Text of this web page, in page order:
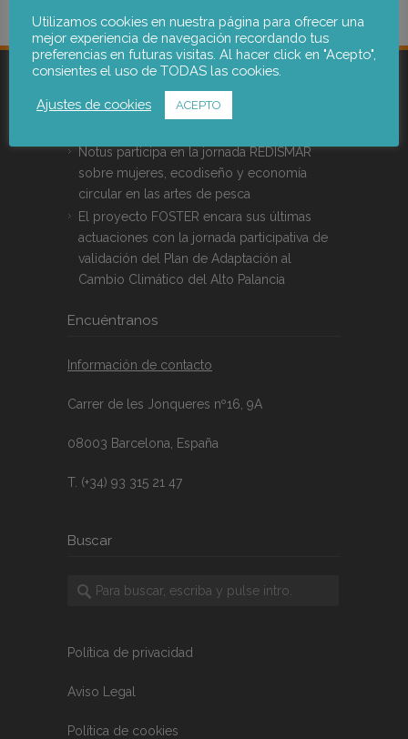
Últimas Noticias
Notus participa en la jornada REDISMAR
sobre mujeres, ecodiseño y economía
circular en las artes de pesca
El proyecto FOSTER encara sus últimas
actuaciones con la jornada participativa de
validación del Plan de Adaptación al
Cambio Climático del Alto Palancia
Encuéntranos
Información de contacto
Carrer de les Jonqueres nº16, 9A
08003 Barcelona, España
T. (+34) 93 315 21 47
Buscar
Política de privacidad
Aviso Legal
Política de cookies
Utilizamos cookies en nuestra página para ofrecer una
mejor experiencia de navegación recordando tus
preferencias en futuras visitas. Al hacer click en "Acepto",
consientes el uso de TODAS las cookies.
Ajustes de cookies ACEPTO